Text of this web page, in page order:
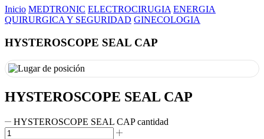
Inicio MEDTRONIC ELECTROCIRUGIA ENERGIA
QUIRURGICA Y SEGURIDAD GINECOLOGIA
HYSTEROSCOPE SEAL CAP
HYSTEROSCOPE SEAL CAP
HYSTEROSCOPE SEAL CAP cantidad